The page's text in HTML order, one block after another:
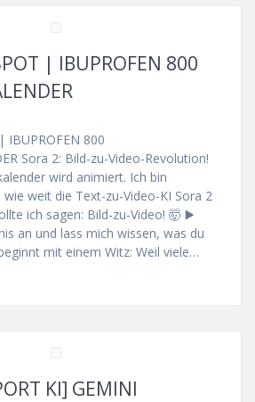
| IBUPROFEN 800
IBUPROFEN 800
Sora 2: Bild-zu-Video-Revolution!
wird animiert. Ich bin
weit die Text-zu-Video-KI Sora 2
ich sagen: Bild-zu-Video! 🤯 ▶️
an und lass mich wissen, was du
mit einem Witz: Weil viele…
KI] GEMINI